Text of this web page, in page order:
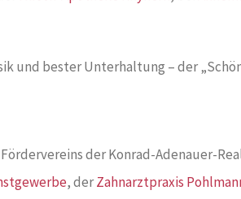
und bester Unterhaltung – der
der Konrad-Adenauer-
, derZahnarztpraxis